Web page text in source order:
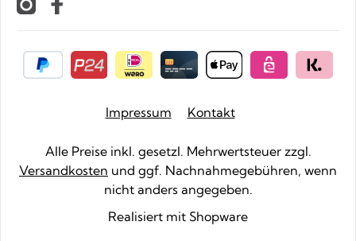
Impressum Kontakt
Alle Preise inkl. gesetzl. Mehrwertsteuer zzgl.
Versandkosten und ggf. Nachnahmegebühren, wenn
nicht anders angegeben.
Realisiert mit Shopware